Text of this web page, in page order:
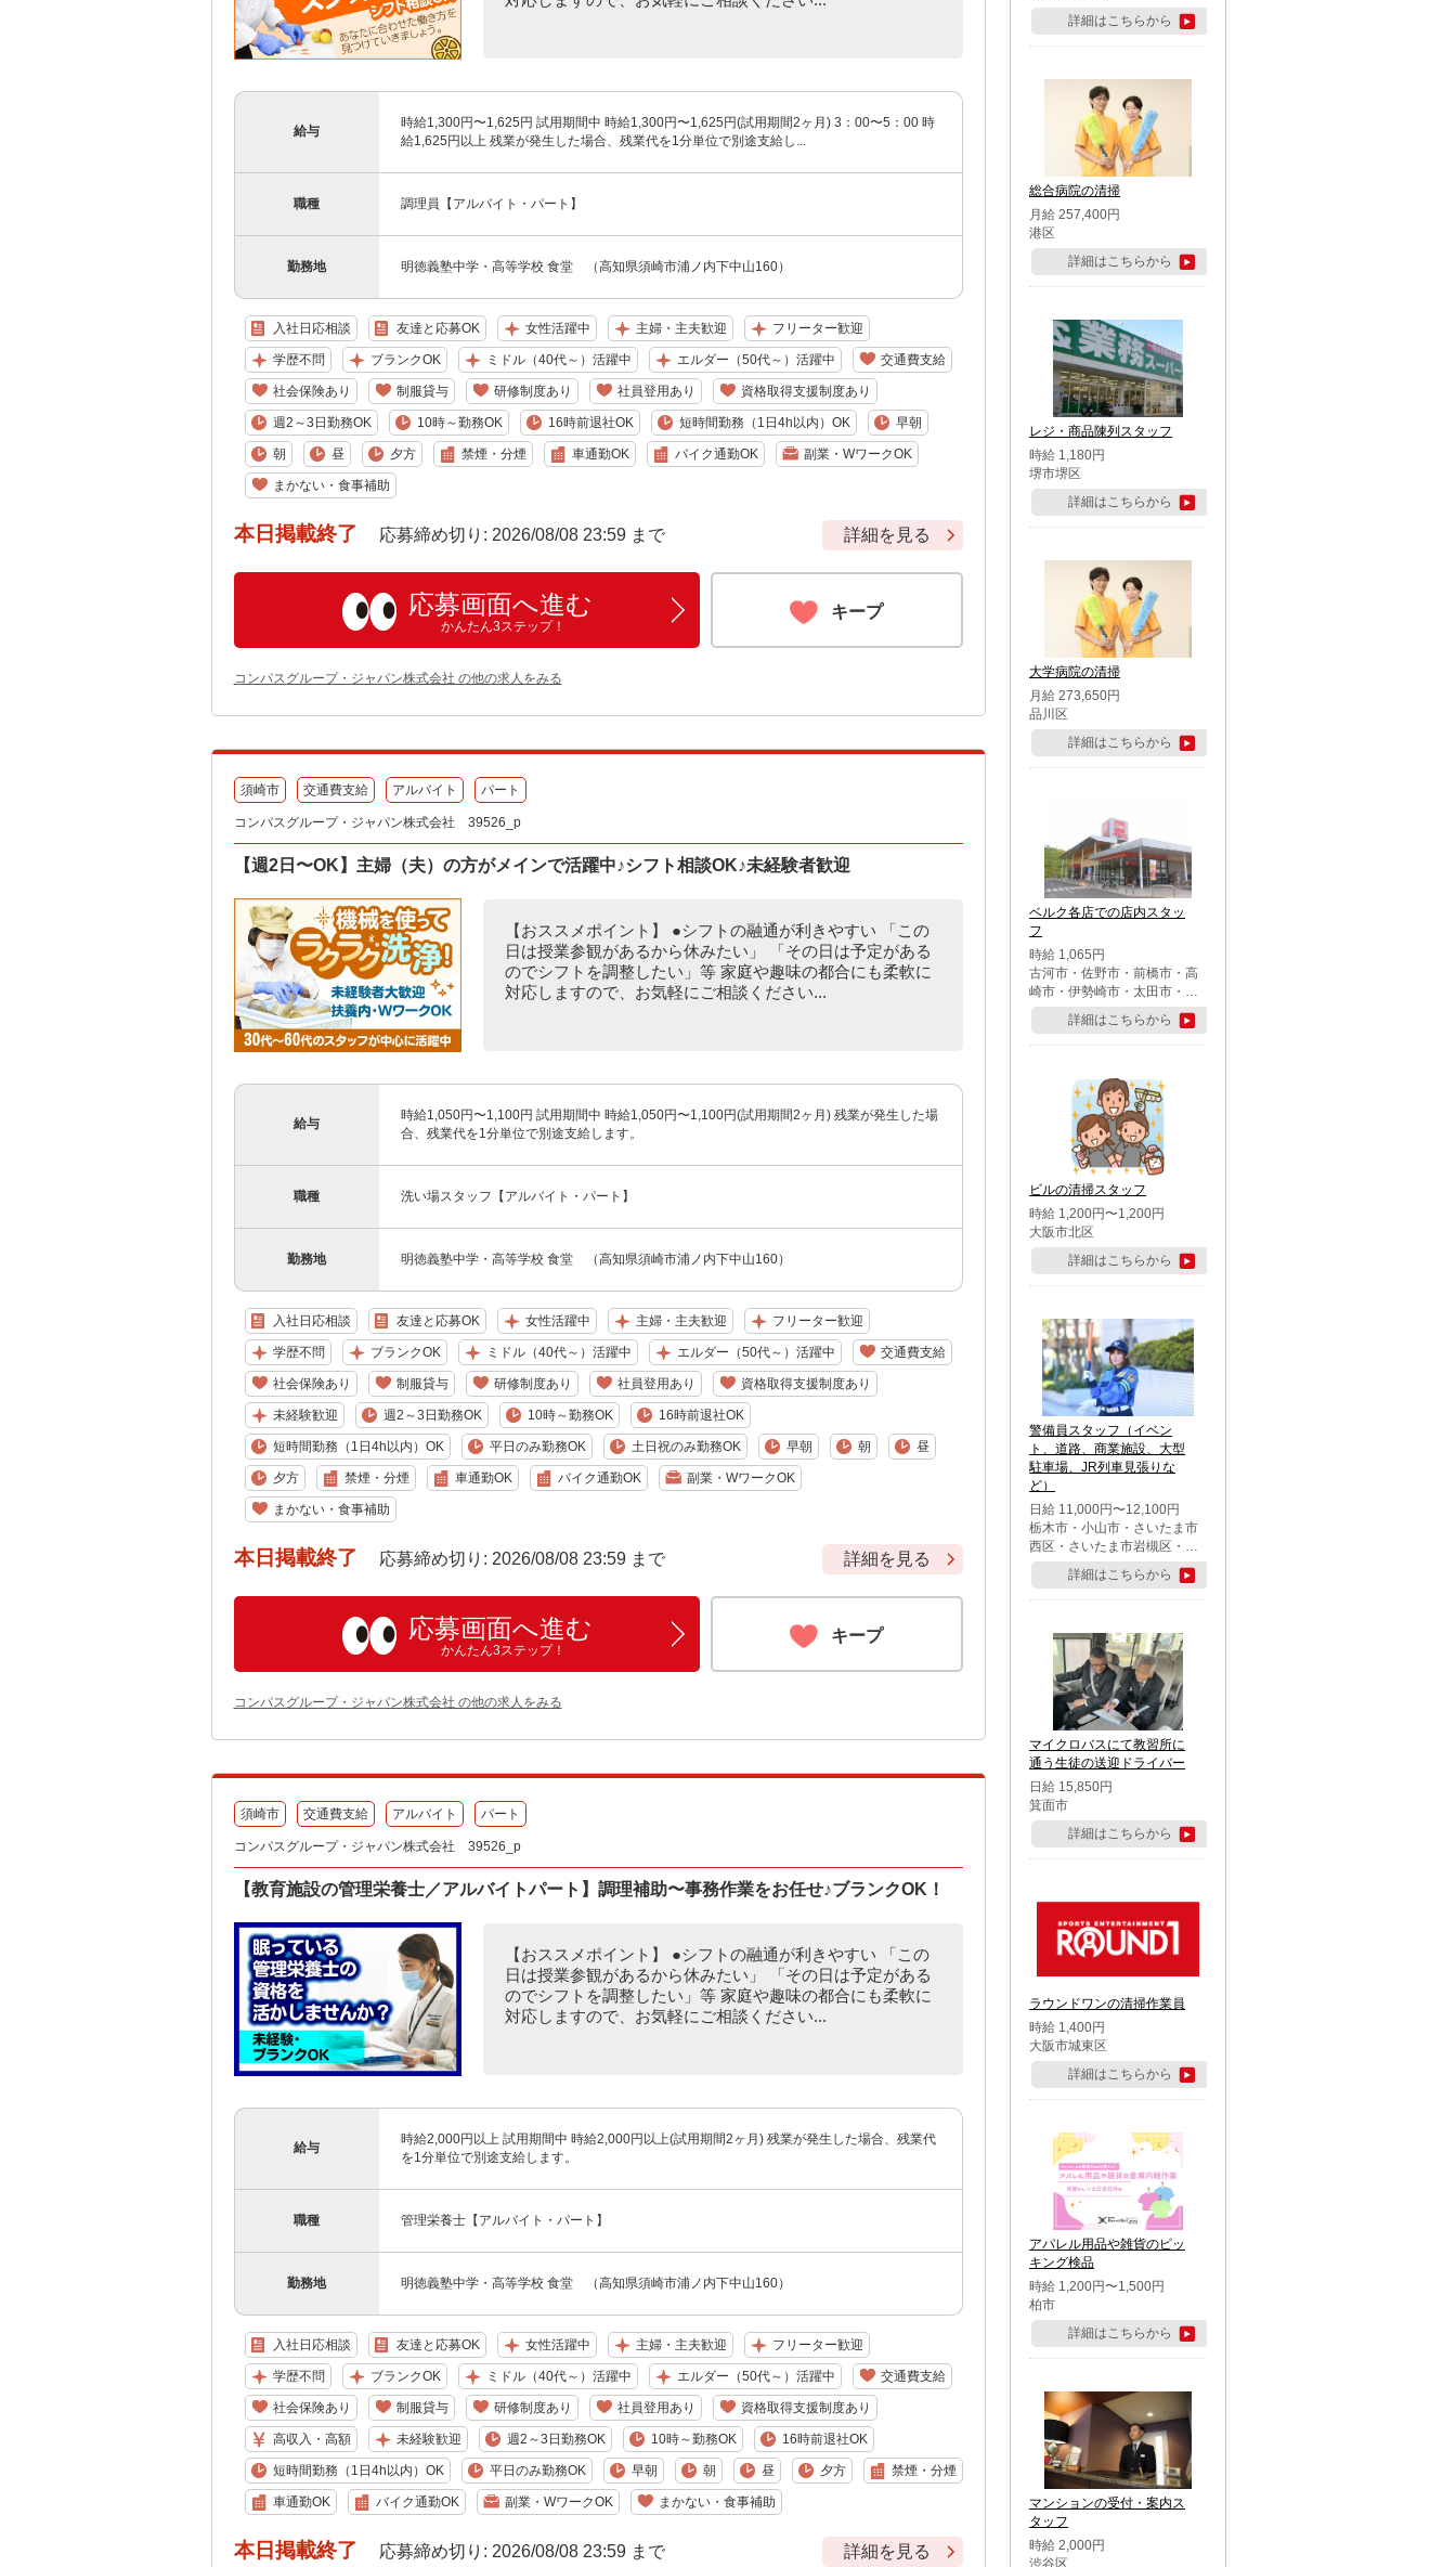
給与
時給1,300円〜1,625円 試用期間中 時給1,300円〜1,625円(試用期間2ヶ月) 3：00〜5：00 時
給1,625円以上 残業が発生した場合、残業代を1分単位で別途支給し...
職種 調理員【アルバイト・パート】
勤務地 明徳義塾中学・高等学校 食堂 （高知県須崎市浦ノ内下中山160）
入社日応相談 友達と応募OK 女性活躍中 主婦・主夫歓迎 フリーター歓迎
学歴不問 ブランクOK ミドル（40代～）活躍中 エルダー（50代～）活躍中 交通費支給
社会保険あり 制服貸与 研修制度あり 社員登用あり 資格取得支援制度あり
週2～3日勤務OK 10時～勤務OK 16時前退社OK 短時間勤務（1日4h以内）OK 早朝
朝 昼 夕方 禁煙・分煙 車通勤OK バイク通勤OK 副業・WワークOK
まかない・食事補助
本日掲載終了 応募締め切り: 2026/08/08 23:59 まで 詳細を見る
応募画面へ進む
かんたん3ステップ！
キープ
コンパスグループ・ジャパン株式会社 の他の求人をみる
須崎市 交通費支給 アルバイト パート
コンパスグループ・ジャパン株式会社 39526_p
【週2日〜OK】主婦（夫）の方がメインで活躍中♪シフト相談OK♪未経験者歓迎
【おススメポイント】 ●シフトの融通が利きやすい 「この
日は授業参観があるから休みたい」 「その日は予定がある
のでシフトを調整したい」等 家庭や趣味の都合にも柔軟に
対応しますので、お気軽にご相談ください...
給与
時給1,050円〜1,100円 試用期間中 時給1,050円〜1,100円(試用期間2ヶ月) 残業が発生した場
合、残業代を1分単位で別途支給します。
職種 洗い場スタッフ【アルバイト・パート】
勤務地 明徳義塾中学・高等学校 食堂 （高知県須崎市浦ノ内下中山160）
入社日応相談 友達と応募OK 女性活躍中 主婦・主夫歓迎 フリーター歓迎
学歴不問 ブランクOK ミドル（40代～）活躍中 エルダー（50代～）活躍中 交通費支給
社会保険あり 制服貸与 研修制度あり 社員登用あり 資格取得支援制度あり
未経験歓迎 週2～3日勤務OK 10時～勤務OK 16時前退社OK
短時間勤務（1日4h以内）OK 平日のみ勤務OK 土日祝のみ勤務OK 早朝 朝 昼
夕方 禁煙・分煙 車通勤OK バイク通勤OK 副業・WワークOK
まかない・食事補助
本日掲載終了 応募締め切り: 2026/08/08 23:59 まで 詳細を見る
応募画面へ進む
かんたん3ステップ！
キープ
コンパスグループ・ジャパン株式会社 の他の求人をみる
須崎市 交通費支給 アルバイト パート
コンパスグループ・ジャパン株式会社 39526_p
【教育施設の管理栄養士／アルバイトパート】調理補助〜事務作業をお任せ♪ブランクOK！
【おススメポイント】 ●シフトの融通が利きやすい 「この
日は授業参観があるから休みたい」 「その日は予定がある
のでシフトを調整したい」等 家庭や趣味の都合にも柔軟に
対応しますので、お気軽にご相談ください...
給与
時給2,000円以上 試用期間中 時給2,000円以上(試用期間2ヶ月) 残業が発生した場合、残業代
を1分単位で別途支給します。
職種 管理栄養士【アルバイト・パート】
勤務地 明徳義塾中学・高等学校 食堂 （高知県須崎市浦ノ内下中山160）
入社日応相談 友達と応募OK 女性活躍中 主婦・主夫歓迎 フリーター歓迎
学歴不問 ブランクOK ミドル（40代～）活躍中 エルダー（50代～）活躍中 交通費支給
社会保険あり 制服貸与 研修制度あり 社員登用あり 資格取得支援制度あり
高収入・高額 未経験歓迎 週2～3日勤務OK 10時～勤務OK 16時前退社OK
短時間勤務（1日4h以内）OK 平日のみ勤務OK 早朝 朝 昼 夕方 禁煙・分煙
車通勤OK バイク通勤OK 副業・WワークOK まかない・食事補助
本日掲載終了 応募締め切り: 2026/08/08 23:59 まで 詳細を見る
詳細はこちらから
総合病院の清掃
月給 257,400円
港区
詳細はこちらから
レジ・商品陳列スタッフ
時給 1,180円
堺市堺区
詳細はこちらから
大学病院の清掃
月給 273,650円
品川区
詳細はこちらから
ベルク各店での店内スタッ
フ
時給 1,065円
古河市・佐野市・前橋市・高
崎市・伊勢崎市・太田市・館
林市・藤岡市・大泉町・さい
たま市北区・川越市・熊谷
市・行田市・秩父市・所沢
市・鶴ケ島市・千葉市中央
区・市川市・松戸市・習志野
市・柏市・流山市・八千代
市・足立区・江戸川区・八王
子市・町田市
詳細はこちらから
ビルの清掃スタッフ
時給 1,200円〜1,200円
大阪市北区
詳細はこちらから
警備員スタッフ（イベン
ト、道路、商業施設、大型
駐車場、JR列車見張りな
ど）
日給 11,000円〜12,100円
栃木市・小山市・さいたま市
西区・さいたま市岩槻区・久
喜市・蓮田市
詳細はこちらから
マイクロバスにて教習所に
通う生徒の送迎ドライバー
日給 15,850円
箕面市
詳細はこちらから
ラウンドワンの清掃作業員
時給 1,400円
大阪市城東区
詳細はこちらから
アパレル用品や雑貨のピッ
キング検品
時給 1,200円〜1,500円
柏市
詳細はこちらから
マンションの受付・案内ス
タッフ
時給 2,000円
渋谷区